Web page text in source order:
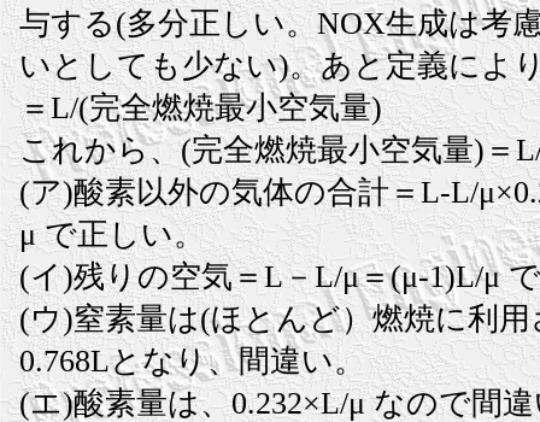
与する(多分正しい。NOX生成は考
いとしても少ない)。あと定義によ
＝L/(完全燃焼最小空気量)
これから、(完全燃焼最小空気量)＝
(ア)酸素以外の気体の合計＝L-L/
μ で正しい。
(イ)残りの空気＝L－L/μ＝(μ-1)L/μ
(ウ)窒素量は(ほとんど）燃焼に利
0.768Lとなり、間違い。
(エ)酸素量は、0.232×L/μ なので間